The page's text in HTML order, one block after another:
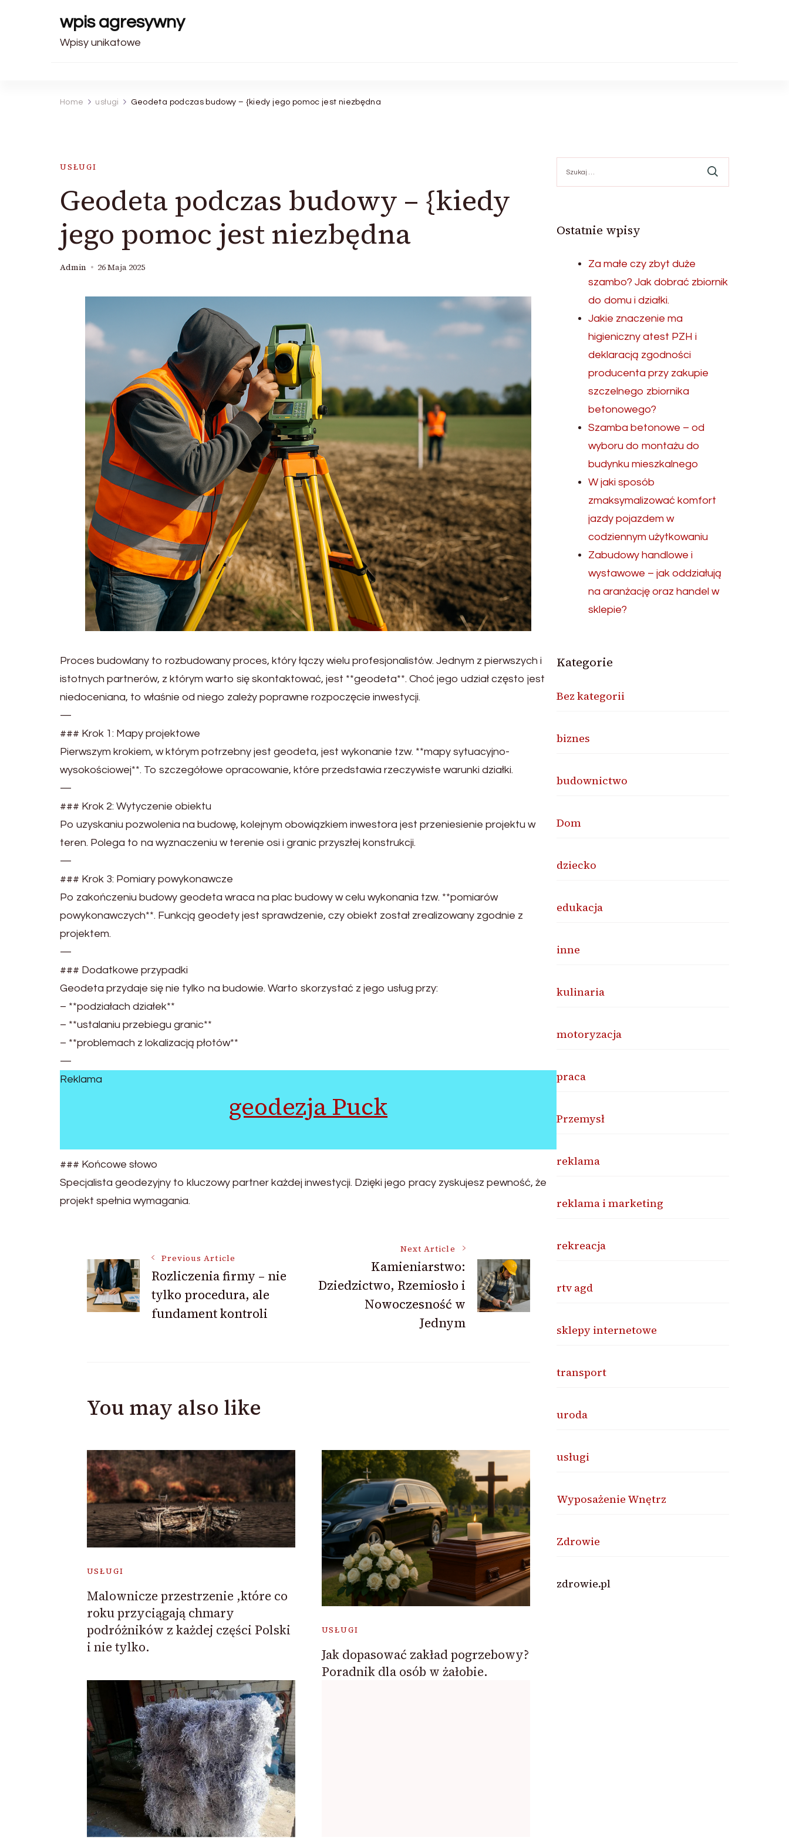
wpis agresywny
Wpisy unikatowe
Home usługi Geodeta podczas budowy – {kiedy jego pomoc jest niezbędna
USŁUGI
Geodeta podczas budowy – {kiedy
jego pomoc jest niezbędna
Admin 26 Maja 2025
Proces budowlany to rozbudowany proces, który łączy wielu profesjonalistów. Jednym z pierwszych i
istotnych partnerów, z którym warto się skontaktować, jest **geodeta**. Choć jego udział często jest
niedoceniana, to właśnie od niego zależy poprawne rozpoczęcie inwestycji.
—
### Krok 1: Mapy projektowe
Pierwszym krokiem, w którym potrzebny jest geodeta, jest wykonanie tzw. **mapy sytuacyjno-
wysokościowej**. To szczegółowe opracowanie, które przedstawia rzeczywiste warunki działki.
—
### Krok 2: Wytyczenie obiektu
Po uzyskaniu pozwolenia na budowę, kolejnym obowiązkiem inwestora jest przeniesienie projektu w
teren. Polega to na wyznaczeniu w terenie osi i granic przyszłej konstrukcji.
—
### Krok 3: Pomiary powykonawcze
Po zakończeniu budowy geodeta wraca na plac budowy w celu wykonania tzw. **pomiarów
powykonawczych**. Funkcją geodety jest sprawdzenie, czy obiekt został zrealizowany zgodnie z
projektem.
—
### Dodatkowe przypadki
Geodeta przydaje się nie tylko na budowie. Warto skorzystać z jego usług przy:
– **podziałach działek**
– **ustalaniu przebiegu granic**
– **problemach z lokalizacją płotów**
—
Reklama
geodezja Puck
### Końcowe słowo
Specjalista geodezyjny to kluczowy partner każdej inwestycji. Dzięki jego pracy zyskujesz pewność, że
projekt spełnia wymagania.
Post
Navigation
Previous Article
Rozliczenia firmy – nie
tylko procedura, ale
fundament kontroli
Next Article
Kamieniarstwo:
Dziedzictwo, Rzemiosło i
Nowoczesność w
Jednym
You may also like
USŁUGI
Malownicze przestrzenie ,które co
roku przyciągają chmary
podróżników z każdej części Polski
i nie tylko.
USŁUGI
Jak dopasować zakład pogrzebowy?
Poradnik dla osób w żałobie.
Ostatnie wpisy
Za małe czy zbyt duże
szambo? Jak dobrać zbiornik
do domu i działki.
Jakie znaczenie ma
higieniczny atest PZH i
deklaracją zgodności
producenta przy zakupie
szczelnego zbiornika
betonowego?
Szamba betonowe – od
wyboru do montażu do
budynku mieszkalnego
W jaki sposób
zmaksymalizować komfort
jazdy pojazdem w
codziennym użytkowaniu
Zabudowy handlowe i
wystawowe – jak oddziałują
na aranżację oraz handel w
sklepie?
Kategorie
Bez kategorii
biznes
budownictwo
Dom
dziecko
edukacja
inne
kulinaria
motoryzacja
praca
Przemysł
reklama
reklama i marketing
rekreacja
rtv agd
sklepy internetowe
transport
uroda
usługi
Wyposażenie Wnętrz
Zdrowie
zdrowie.pl